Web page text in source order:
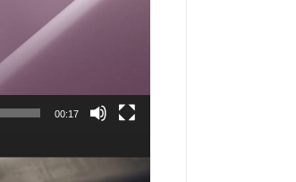
00:17